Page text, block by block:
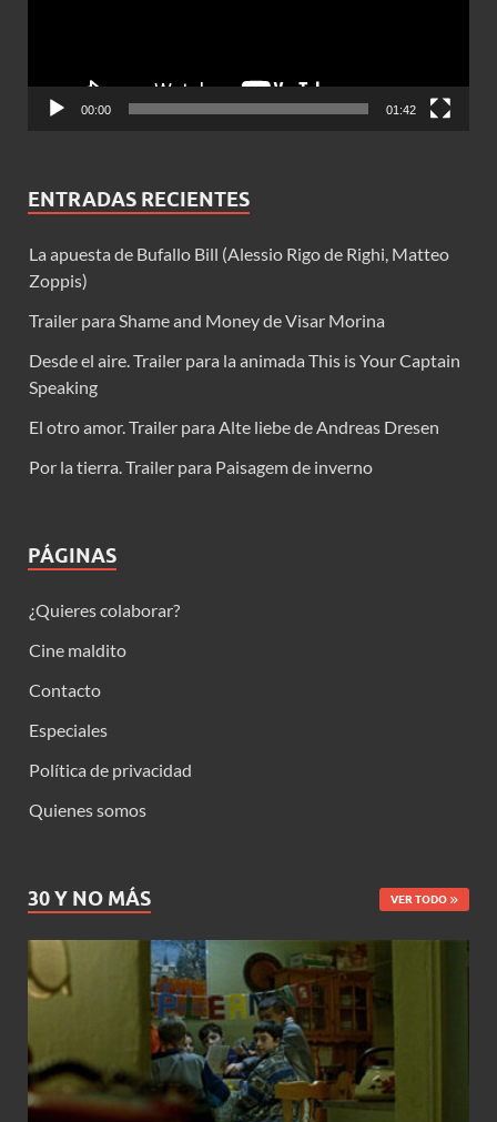
00:00 01:42
ENTRADAS RECIENTES
La apuesta de Bufallo Bill (Alessio Rigo de Righi, Matteo
Zoppis)
Trailer para Shame and Money de Visar Morina
Desde el aire. Trailer para la animada This is Your Captain
Speaking
El otro amor. Trailer para Alte liebe de Andreas Dresen
Por la tierra. Trailer para Paisagem de inverno
PÁGINAS
¿Quieres colaborar?
Cine maldito
Contacto
Especiales
Política de privacidad
Quienes somos
30 Y NO MÁS VER TODO